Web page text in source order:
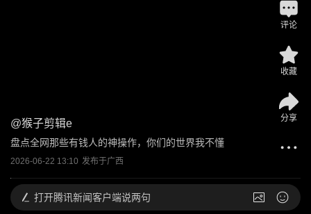
@猴子剪辑e
盘点全网那些有钱人的神操作，你们的世界我不懂
2026-06-22 13:10 发布于广西
评论
收藏
分享
打开腾讯新闻客户端说两句